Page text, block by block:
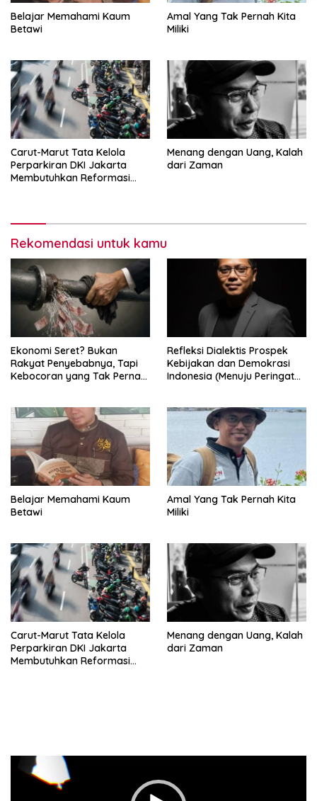
Belajar Memahami Kaum
Betawi
Amal Yang Tak Pernah Kita
Miliki
Carut-Marut Tata Kelola
Perparkiran DKI Jakarta
Membutuhkan Reformasi
Menang dengan Uang, Kalah
dari Zaman
Rekomendasi untuk kamu
Ekonomi Seret? Bukan
Rakyat Penyebabnya, Tapi
Kebocoran yang Tak Pernah
Refleksi Dialektis Prospek
Kebijakan dan Demokrasi
Indonesia (Menuju Peringatan
Belajar Memahami Kaum
Betawi
Amal Yang Tak Pernah Kita
Miliki
Carut-Marut Tata Kelola
Perparkiran DKI Jakarta
Membutuhkan Reformasi
Menang dengan Uang, Kalah
dari Zaman
Pemutar
Video